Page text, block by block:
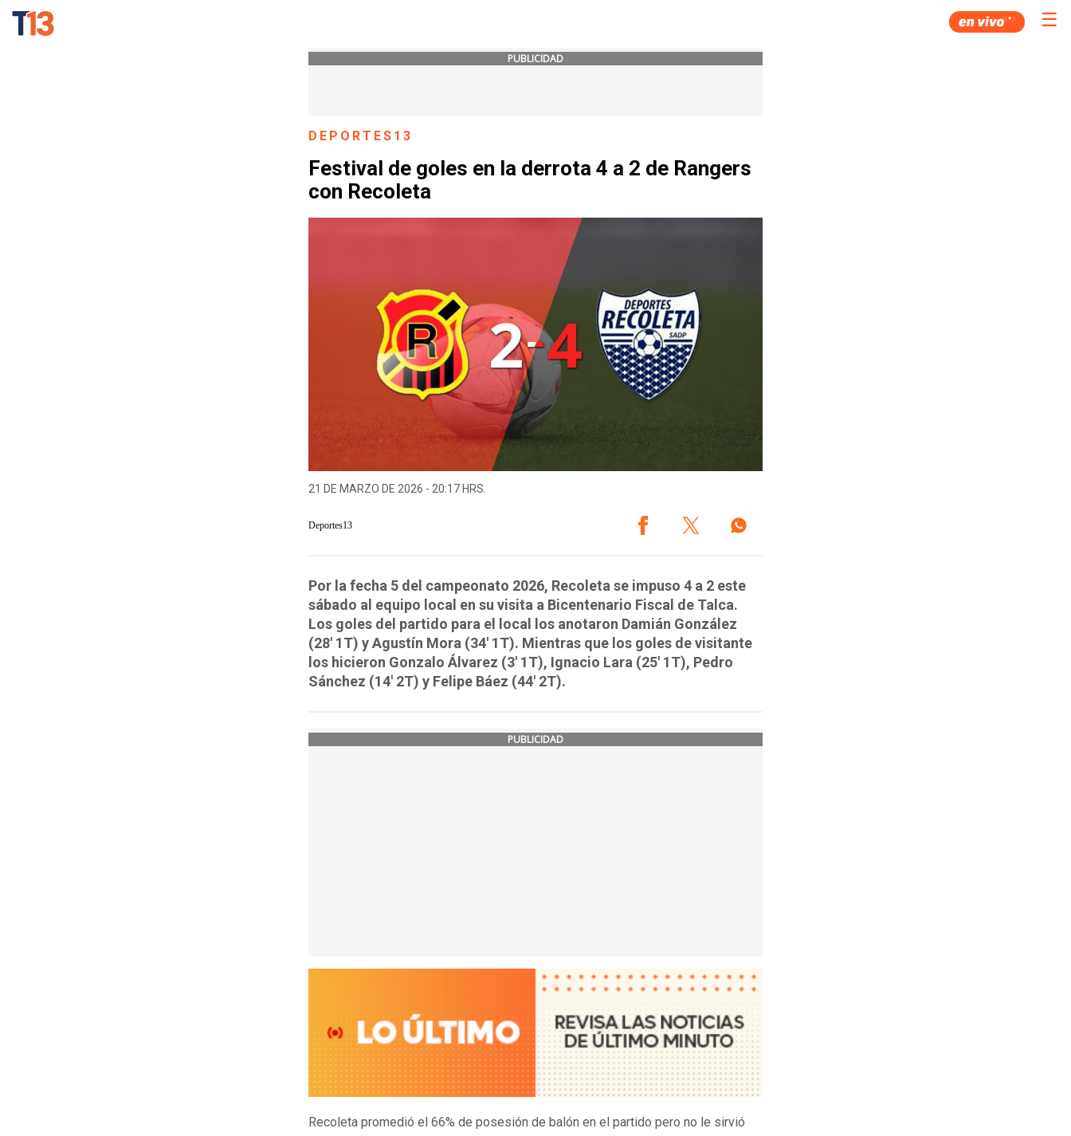
☰
PUBLICIDAD
DEPORTES13
Festival de goles en la derrota 4 a 2 de Rangers
con Recoleta
21 DE MARZO DE 2026 - 20:17 HRS.
Deportes13
Por la fecha 5 del campeonato 2026, Recoleta se impuso 4 a 2 este
sábado al equipo local en su visita a Bicentenario Fiscal de Talca.
Los goles del partido para el local los anotaron Damián González
(28' 1T) y Agustín Mora (34' 1T). Mientras que los goles de visitante
los hicieron Gonzalo Álvarez (3' 1T), Ignacio Lara (25' 1T), Pedro
Sánchez (14' 2T) y Felipe Báez (44' 2T).
PUBLICIDAD
Recoleta promedió el 66% de posesión de balón en el partido pero no le sirvió